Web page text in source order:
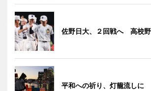
佐野日大、２回戦へ 高校
平和への祈り、灯籠流しに